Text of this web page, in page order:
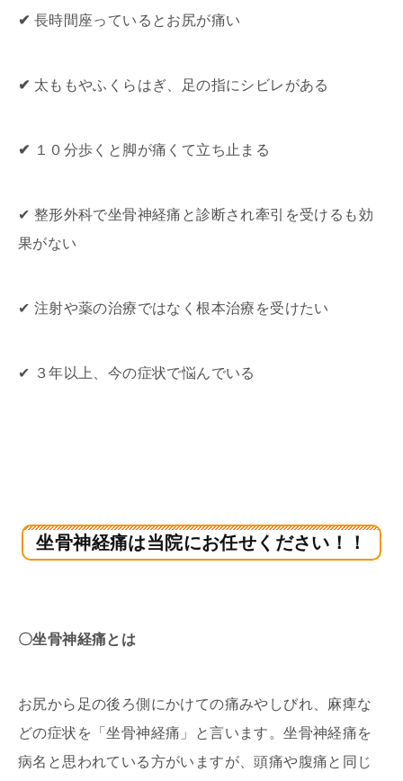
✔ 長時間座っているとお尻が痛い
✔ 太ももやふくらはぎ、足の指にシビレがある
✔ １０分歩くと脚が痛くて立ち止まる
✔ 整形外科で坐骨神経痛と診断され牽引を受けるも効
果がない
✔ 注射や薬の治療ではなく根本治療を受けたい
✔ ３年以上、今の症状で悩んでいる
坐骨神経痛は当院にお任せください！！
〇坐骨神経痛とは
お尻から足の後ろ側にかけての痛みやしびれ、麻痺な
どの症状を「坐骨神経痛」と言います。坐骨神経痛を
病名と思われている方がいますが、頭痛や腹痛と同じ